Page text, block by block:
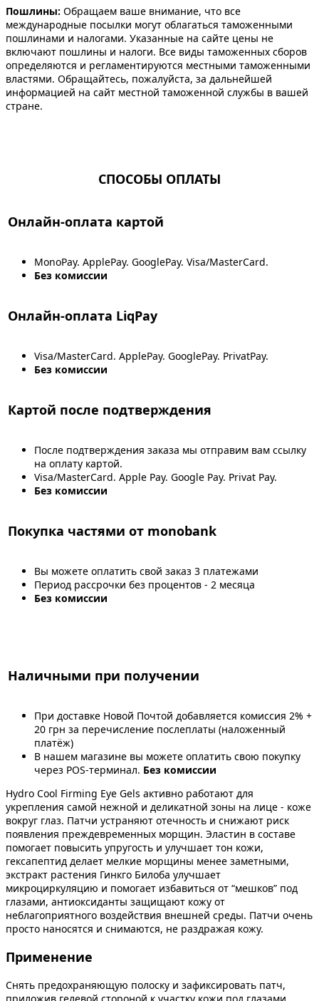
Пошлины: Обращаем ваше внимание, что все
международные посылки могут облагаться таможенными
пошлинами и налогами. Указанные на сайте цены не
включают пошлины и налоги. Все виды таможенных сборов
определяются и регламентируются местными таможенными
властями. Обращайтесь, пожалуйста, за дальнейшей
информацией на сайт местной таможенной службы в вашей
стране.
СПОСОБЫ ОПЛАТЫ
Онлайн-оплата картой
MonoPay. ApplePay. GooglePay. Visa/MasterCard.
Без комиссии
Онлайн-оплата LiqPay
Visa/MasterCard. ApplePay. GooglePay. PrivatPay.
Без комиссии
Картой после подтверждения
После подтверждения заказа мы отправим вам ссылку
на оплату картой.
Visa/MasterCard. Apple Pay. Google Pay. Privat Pay.
Без комиссии
Покупка частями от monobank
Вы можете оплатить свой заказ 3 платежами
Период рассрочки без процентов - 2 месяца
Без комиссии
Наличными при получении
При доставке Новой Почтой добавляется комиссия 2% +
20 грн за перечисление послеплаты (наложенный
платёж)
В нашем магазине вы можете оплатить свою покупку
через POS-терминал. Без комиссии
Hydro Cool Firming Eye Gels активно работают для
укрепления самой нежной и деликатной зоны на лице - коже
вокруг глаз. Патчи устраняют отечность и снижают риск
появления преждевременных морщин. Эластин в составе
помогает повысить упругость и улучшает тон кожи,
гексапептид делает мелкие морщины менее заметными,
экстракт растения Гинкго Билоба улучшает
микроциркуляцию и помогает избавиться от “мешков” под
глазами, антиоксиданты защищают кожу от
неблагоприятного воздействия внешней среды. Патчи очень
просто наносятся и снимаются, не раздражая кожу.
Применение
Снять предохраняющую полоску и зафиксировать патч,
приложив гелевой стороной к участку кожи под глазами.